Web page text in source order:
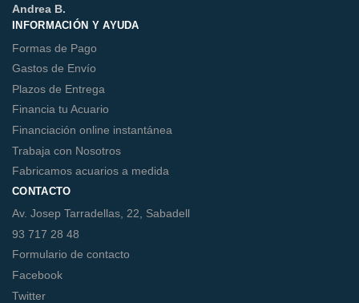
Andrea B.
INFORMACIÓN Y AYUDA
Formas de Pago
Gastos de Envío
Plazos de Entrega
Financia tu Acuario
Financiación online instantánea
Trabaja con Nosotros
Fabricamos acuarios a medida
CONTACTO
Av. Josep Tarradellas, 22, Sabadell
93 717 28 48
Formulario de contacto
Facebook
Twitter